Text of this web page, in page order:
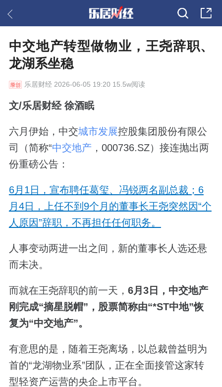
中交地产转型做物业，王尧辞职、
龙湖系坐稳
乐居财经2026-06-05 19:20 15.5w阅读
文/乐居财经 徐酒眠
六月伊始，中交城市发展控股集团股份有限公
司（简称“中交地产，000736.SZ）接连抛出两
份重磅公告：
6月1日，宣布聘任葛玺、冯锐两名副总裁；6
月4日，上任不到9个月的董事长王尧突然因“个
人原因”辞职，不再担任任何职务。
人事变动两进一出之间，新的董事长人选还悬
而未决。
而就在王尧辞职的前一天， 6月3日，中交地产
刚完成“摘星脱帽”，股票简称由“*ST中地”恢
复为“中交地产”。
有意思的是，随着王尧离场，以总裁曾益明为
首的“龙湖物业系”团队，正在全面接管这家转
型轻资产运营的央企上市平台。